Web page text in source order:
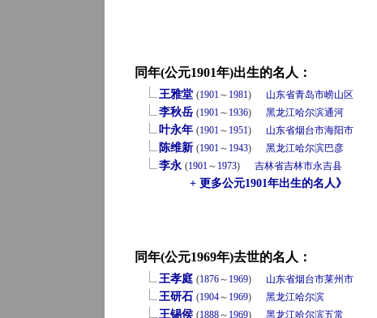
同年(公元1901年)出生的名人：
王雅堂 (1901～ 1981) 山东省青岛市崂山区
李秋岳 (1901～ 1936) 黑龙江哈尔滨通河
叶永年 (1901～ 1951) 山东省烟台市海阳市
陈维新 (1901～ 1943) 黑龙江哈尔滨巴彦
李永 (1901～ 1973) 吉林省吉林市永吉县
+ 更多公元1901年出生的名人》
同年(公元1969年)去世的名人：
王孝庭 (1876～ 1969) 山东省烟台市莱州市
王研石 (1904～ 1969) 黑龙江哈尔滨
王锡侯 (1888～ 1969) 黑龙江哈尔滨五常